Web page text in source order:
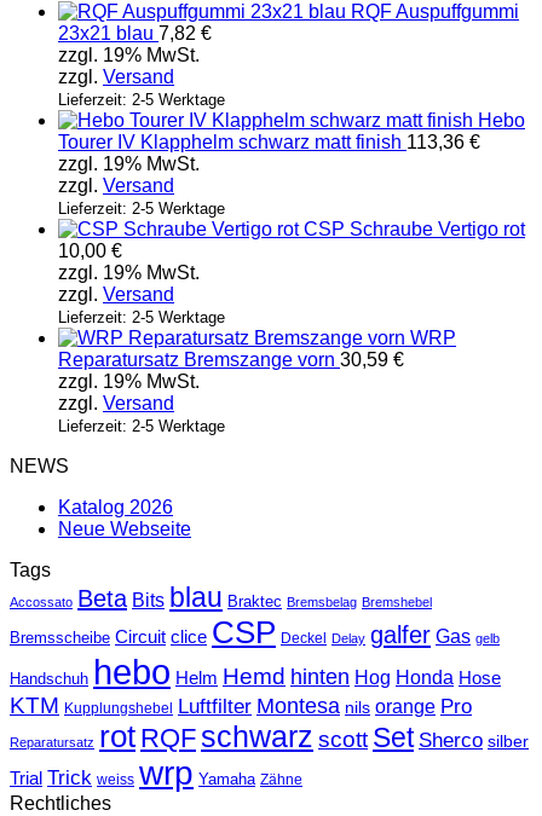
RQF Auspuffgummi
23x21 blau 7,82 €
zzgl. 19% MwSt.
zzgl. Versand
Lieferzeit: 2-5 Werktage
Hebo
Tourer IV Klapphelm schwarz matt finish 113,36 €
zzgl. 19% MwSt.
zzgl. Versand
Lieferzeit: 2-5 Werktage
CSP Schraube Vertigo rot
10,00 €
zzgl. 19% MwSt.
zzgl. Versand
Lieferzeit: 2-5 Werktage
WRP
Reparatursatz Bremszange vorn 30,59 €
zzgl. 19% MwSt.
zzgl. Versand
Lieferzeit: 2-5 Werktage
NEWS
Katalog 2026
Neue Webseite
Tags
Accossato Beta Bits blau Braktec Bremsbelag Bremshebel
Bremsscheibe Circuit clice CSP Deckel Delay galfer Gas gelb
Handschuh hebo Helm Hemd hinten Hog Honda Hose
KTM Kupplungshebel Luftfilter Montesa nils orange Pro
Reparatursatz rot RQF schwarz scott Set Sherco silber
Trial Trick weiss wrp Yamaha Zähne
Rechtliches